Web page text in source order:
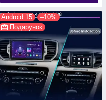
Android 15
–10%
Подарунок